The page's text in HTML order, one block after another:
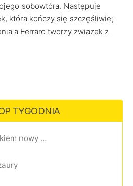
sobowtóra. Następuje
która kończy się szczęśliwie;
a Ferraro tworzy zwiazek z
TYGODNIA
Spider-Man. Całkiem nowy dzień